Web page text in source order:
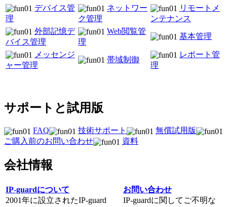
デバイス管
理
ネットワー
ク管理
リモートメ
ンテナンス
外部記憶デ
バイス管理
Web閲覧管
理
基本管理
メッセンジ
ャー管理
帯域制御
レポート管
理
サポートと試用版
FAQ 技術サポート
無償試用版
ご購入前のお問い合わせ
資料
会社情報
IP-guardについて
2001年に設立されたIP-guard
お問い合わせ
IP-guardに関してご不明な